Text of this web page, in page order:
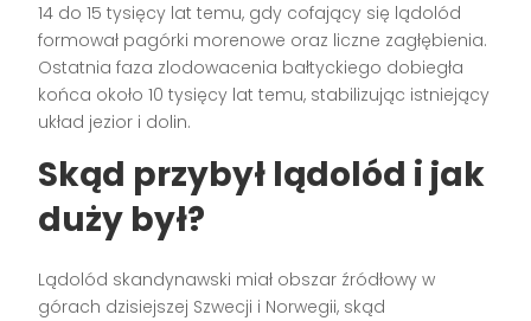
14 do 15 tysięcy lat temu, gdy cofający się lądolód
formował pagórki morenowe oraz liczne zagłębienia.
Ostatnia faza zlodowacenia bałtyckiego dobiegła
końca około 10 tysięcy lat temu, stabilizując istniejący
układ jezior i dolin.
Skąd przybył lądolód i jak
duży był?
Lądolód skandynawski miał obszar źródłowy w
górach dzisiejszej Szwecji i Norwegii, skąd